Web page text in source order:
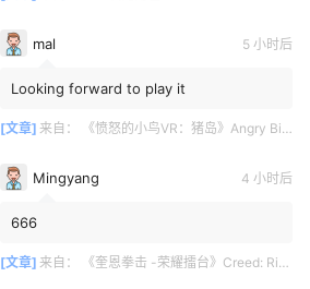
mal 5 小时后
Looking forward to play it
[文章] 来自： 《愤怒的小鸟VR：猪岛》Angry Birds VR: Isle of Pigs
Mingyang 4 小时后
666
[文章] 来自： 《奎恩拳击 -荣耀擂台》Creed: Rise to Glory